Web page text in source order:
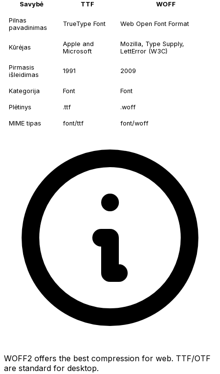
Savybė TTF WOFF
Pilnas
pavadinimas
TrueType Font Web Open Font Format
Kūrėjas
Apple and
Microsoft
Mozilla, Type Supply,
LettError (W3C)
Pirmasis
išleidimas
1991 2009
Kategorija Font Font
Plėtinys .ttf .woff
MIME tipas font/ttf font/woff
WOFF2 offers the best compression for web. TTF/OTF
are standard for desktop.